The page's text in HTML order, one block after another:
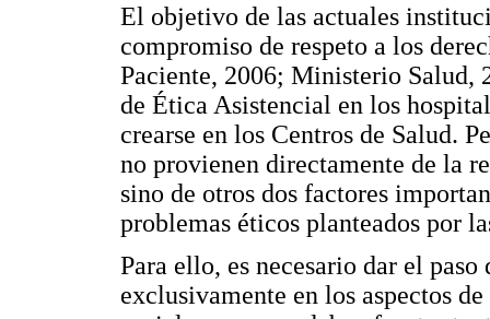
El objetivo de las actuales
compromiso de respeto a los
Paciente, 2006; Ministerio Salud,
de Ética Asistencial en los
crearse en los Centros de Salud.
no provienen directamente de la
sino de otros dos factores
problemas éticos planteados por
Para ello, es necesario dar el
exclusivamente en los aspectos